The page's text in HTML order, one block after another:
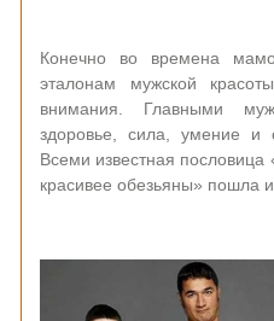
Конечно во времена
эталонам мужской
внимания. Главными
здоровье, сила, умение и
Всеми известная
красивее обезьяны» пошла